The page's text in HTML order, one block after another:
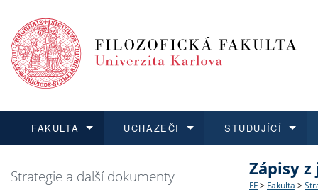
FAKULTA
Struktura
UCHAZEČI
Co
STUDUJÍCÍ
O vědě a
Aktuální
Strategie a další dokumenty Zápisy
FF > Fakulta >